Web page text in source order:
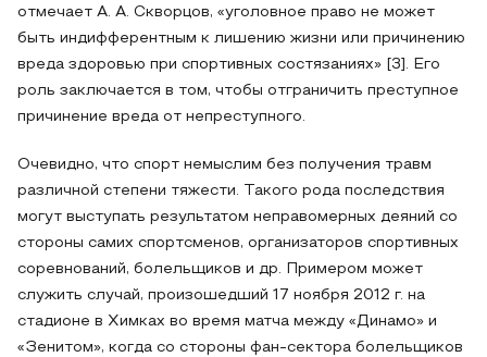
отмечает А. А. Скворцов, «уголовное право не может
быть индифферентным к лишению жизни или причинению
вреда здоровью при спортивных состязаниях» [3]. Его
роль заключается в том, чтобы отграничить преступное
причинение вреда от непреступного.
Очевидно, что спорт немыслим без получения травм
различной степени тяжести. Такого рода последствия
могут выступать результатом неправомерных деяний со
стороны самих спортсменов, организаторов спортивных
соревнований, болельщиков и др. Примером может
служить случай, произошедший 17 ноября 2012 г. на
стадионе в Химках во время матча между «Динамо» и
«Зенитом», когда со стороны фан-сектора болельщиков